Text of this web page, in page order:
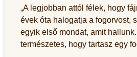
„A legjobban attól félek, hogy
évek óta halogatja a fogorvost,
egyik első mondat, amit
természetes, hogy tartasz egy